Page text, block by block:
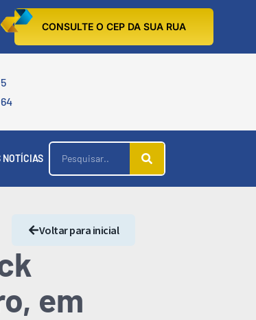
CONSULTE O CEP DA SUA RUA
NOTÍCIAS
Voltar para inicial
em